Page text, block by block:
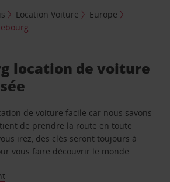
Location Voiture
Europe
location de voiture
de voiture facile car nous savons
de prendre la route en toute
irez, des clés seront toujours à
vous faire découvrir le monde.